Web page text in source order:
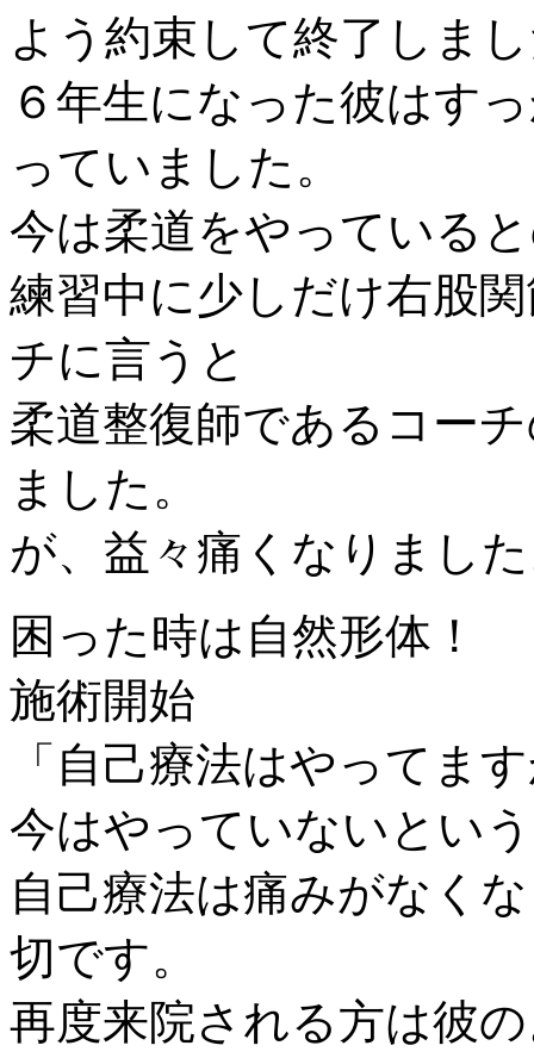
よう約束して終了しま
６年生になった彼はす
っていました。
今は柔道をやっている
練習中に少しだけ右股
チに言うと
柔道整復師であるコー
ました。
が、益々痛くなりまし
困った時は自然形体！
施術開始
「自己療法はやってま
今はやっていないとい
自己療法は痛みがなく
切です。
再度来院される方は彼